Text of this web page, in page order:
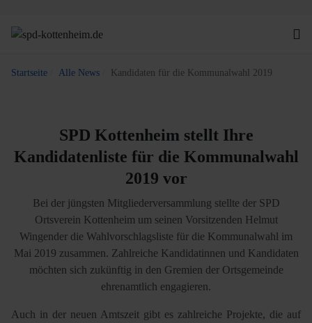
Startseite Alle News Kandidaten für die Kommunalwahl 2019
SPD Kottenheim stellt Ihre
Kandidatenliste für die Kommunalwahl
2019 vor
Bei der jüngsten Mitgliederversammlung stellte der SPD
Ortsverein Kottenheim um seinen Vorsitzenden Helmut
Wingender die Wahlvorschlagsliste für die Kommunalwahl im
Mai 2019 zusammen. Zahlreiche Kandidatinnen und Kandidaten
möchten sich zukünftig in den Gremien der Ortsgemeinde
ehrenamtlich engagieren.
Auch in der neuen Amtszeit gibt es zahlreiche Projekte, die auf